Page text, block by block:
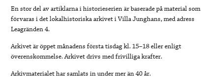
En stor del av artiklarna i historieserien är baserade på material som
förvaras i det lokalhistoriska arkivet i Villa Junghans, med adress
Leagränden 4.
Arkivet är öppet månadens första tisdag kl. 15–18 eller enligt
överenskommelse. Arkivet drivs med frivilliga krafter.
Arkivmaterialet har samlats in under mer än 40 år.